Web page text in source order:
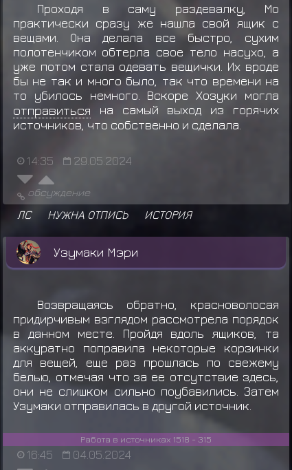
Проходя в саму раздевалку, Мо
практически сразу же нашла свой ящик с
вещами. Она делала все быстро, сухим
полотенчиком обтерла свое тело насухо, а
уже потом стала одевать вещички. Их вроде
бы не так и много было, так что времени на
то убилось немного. Вскоре Хозуки могла
отправиться на самый выход из горячих
источников, что собственно и сделала.
14:35 29.05.2024
обсуждение
ЛС НУЖНА ОТПИСЬ ИСТОРИЯ
Узумаки Мэри
Возвращаясь обратно, красноволосая
придирчивым взглядом рассмотрела порядок
в данном месте. Пройдя вдоль ящиков, та
аккуратно поправила некоторые корзинки
для вещей, еще раз прошлась по свежему
белью, отмечая что за ее отсутствие здесь,
они не слишком сильно поубавились. Затем
Узумаки отправилась в другой источник.
Работа в источниках 1518 - 315
16:45 04.05.2024